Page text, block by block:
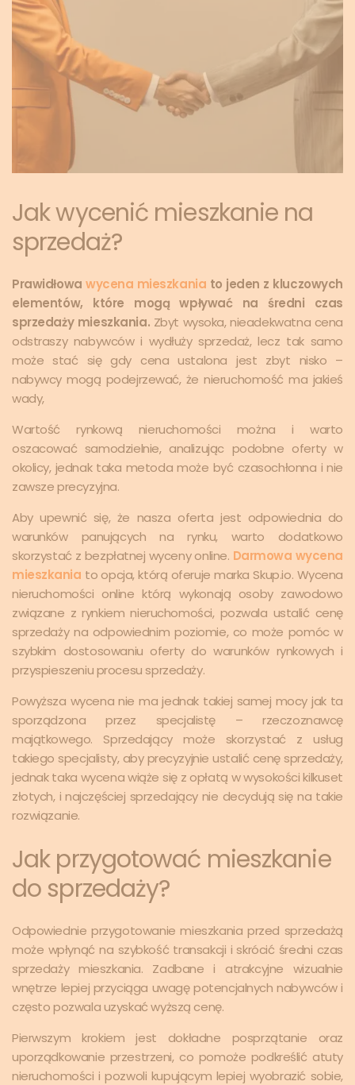
Jak wycenić mieszkanie na
sprzedaż?
Prawidłowawycena mieszkania to jeden z kluczowych
elementów, które mogą wpływać na średni czas
sprzedaży mieszkania. Zbyt wysoka, nieadekwatna cena
odstraszy nabywców i wydłuży sprzedaż, lecz tak samo
może stać się gdy cena ustalona jest zbyt nisko –
nabywcy mogą podejrzewać, że nieruchomość ma jakieś
wady,
Wartość rynkową nieruchomości można i warto
oszacować samodzielnie, analizując podobne oferty w
okolicy, jednak taka metoda może być czasochłonna i nie
zawsze precyzyjna.
Aby upewnić się, że nasza oferta jest odpowiednia do
warunków panujących na rynku, warto dodatkowo
skorzystać z bezpłatnej wyceny online. Darmowa wycena
mieszkania to opcja, którą oferuje marka Skup.io. Wycena
nieruchomości online którą wykonają osoby zawodowo
związane z rynkiem nieruchomości, pozwala ustalić cenę
sprzedaży na odpowiednim poziomie, co może pomóc w
szybkim dostosowaniu oferty do warunków rynkowych i
przyspieszeniu procesu sprzedaży.
Powyższa wycena nie ma jednak takiej samej mocy jak ta
sporządzona przez specjalistę – rzeczoznawcę
majątkowego. Sprzedający może skorzystać z usług
takiego specjalisty, aby precyzyjnie ustalić cenę sprzedaży,
jednak taka wycena wiąże się z opłatą w wysokości kilkuset
złotych, i najczęściej sprzedający nie decydują się na takie
rozwiązanie.
Jak przygotować mieszkanie
do sprzedaży?
Odpowiednie przygotowanie mieszkania przed sprzedażą
może wpłynąć na szybkość transakcji i skrócić średni czas
sprzedaży mieszkania. Zadbane i atrakcyjne wizualnie
wnętrze lepiej przyciąga uwagę potencjalnych nabywców i
często pozwala uzyskać wyższą cenę.
Pierwszym krokiem jest dokładne posprzątanie oraz
uporządkowanie przestrzeni, co pomoże podkreślić atuty
nieruchomości i pozwoli kupującym lepiej wyobrazić sobie,